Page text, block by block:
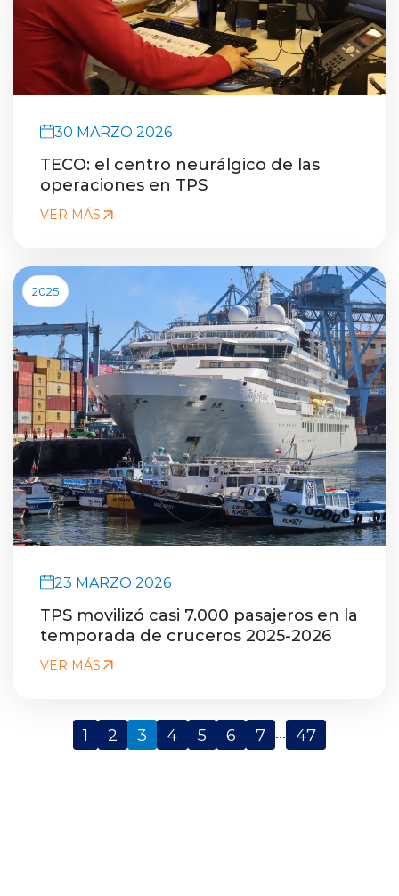
30 MARZO 2026
TECO: el centro neurálgico de las
operaciones en TPS
VER MÁS
2025
23 MARZO 2026
TPS movilizó casi 7.000 pasajeros en la
temporada de cruceros 2025-2026
VER MÁS
1 2 3 4 5 6 7 ... 47